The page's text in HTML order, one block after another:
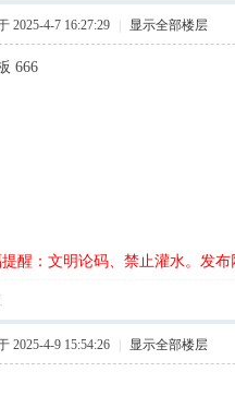
2025-4-7 16:27:29 显示全部楼层
666
醒：文明论码、禁止灌水。发布
2025-4-9 15:54:26 显示全部楼层